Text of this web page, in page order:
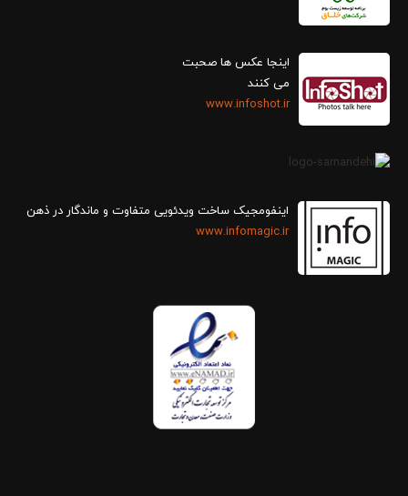
اینجا عکس ها صحبت
می کنند
www.infoshot.ir
اینفومجیک ساخت ویدئویی متفاوت و ماندگار در ذهن
www.infomagic.ir